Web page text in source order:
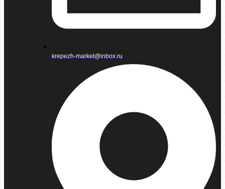
krepezh-market@inbox.ru